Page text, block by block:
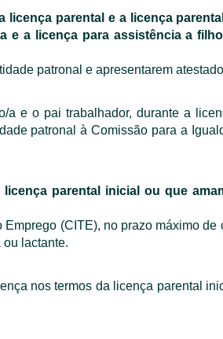
parental e a licença
e a licença para assistência a
patronal e apresentarem
e o pai trabalhador, durante a
patronal à Comissão para a
parental inicial ou que
(CITE), no prazo máximo
lactante.
nos termos da licença parental